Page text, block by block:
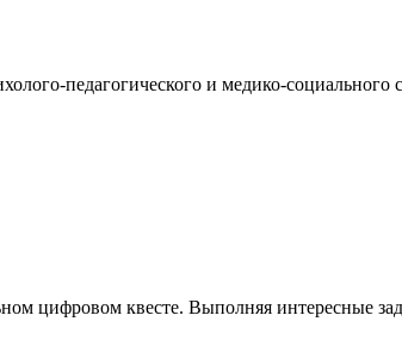
педагогического и медико-социального
цифровом квесте. Выполняя интересные